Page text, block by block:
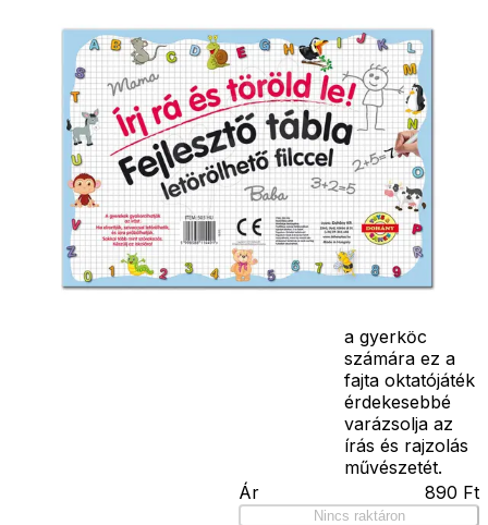
leírás
tudományát.
Alakzatok
oktató táblához
törlőszivacs és
letörölhető filc
is tartozik.
Ezentúl
csöppségének
nem kell
klasszikus
papíron
kanyarítania a
betűket és
a gyerkőc
számára ez a
fajta oktatójáték
érdekesebbé
varázsolja az
írás és rajzolás
művészetét.
Ár
890 Ft
Nincs raktáron